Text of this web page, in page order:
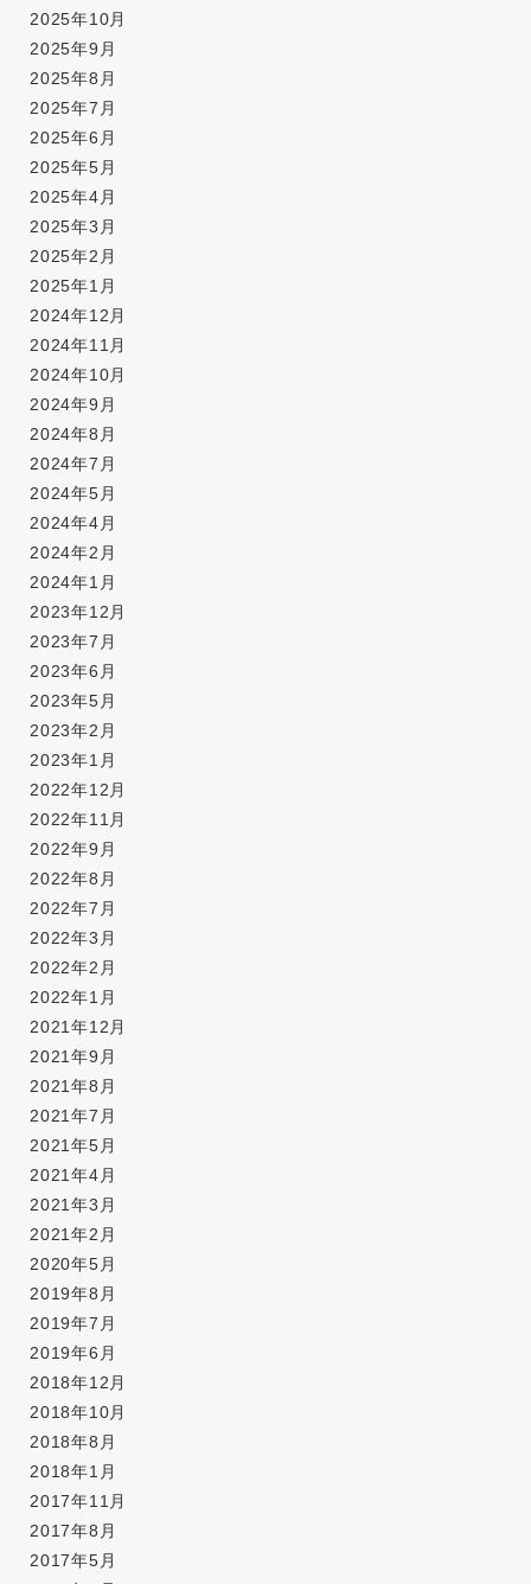
2025年10月
2025年9月
2025年8月
2025年7月
2025年6月
2025年5月
2025年4月
2025年3月
2025年2月
2025年1月
2024年12月
2024年11月
2024年10月
2024年9月
2024年8月
2024年7月
2024年5月
2024年4月
2024年2月
2024年1月
2023年12月
2023年7月
2023年6月
2023年5月
2023年2月
2023年1月
2022年12月
2022年11月
2022年9月
2022年8月
2022年7月
2022年3月
2022年2月
2022年1月
2021年12月
2021年9月
2021年8月
2021年7月
2021年5月
2021年4月
2021年3月
2021年2月
2020年5月
2019年8月
2019年7月
2019年6月
2018年12月
2018年10月
2018年8月
2018年1月
2017年11月
2017年8月
2017年5月